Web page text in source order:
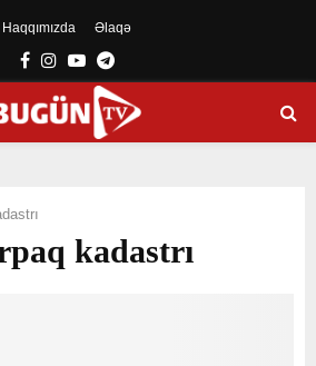
Haqqımızda Əlaqə
Facebook
Instagram
YoutubeTelegram
kadastrı